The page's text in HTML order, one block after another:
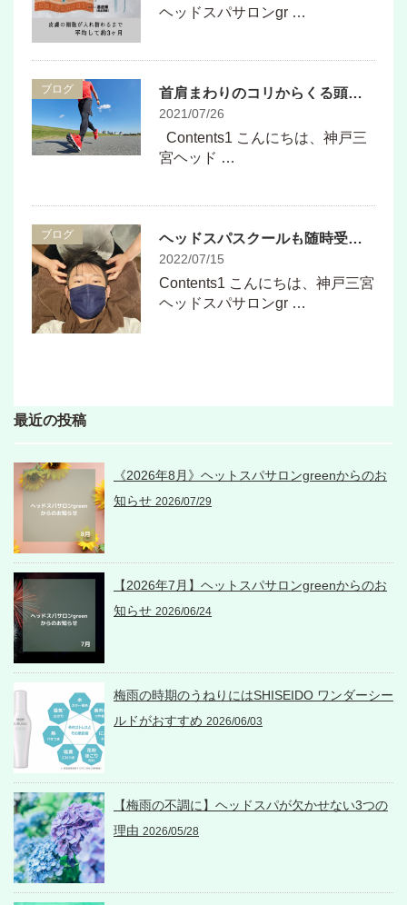
ヘッドスパサロンgr …
ブログ 首肩まわりのコリからくる頭痛の方は腕をしっかりと振って歩きましょう！
2021/07/26
Contents1 こんにちは、神戸三
宮ヘッド …
ブログ ヘッドスパスクールも随時受け付けています
2022/07/15
Contents1 こんにちは、神戸三宮
ヘッドスパサロンgr …
最近の投稿
《2026年8月》ヘットスパサロンgreenからのお
知らせ 2026/07/29
【2026年7月】ヘットスパサロンgreenからのお
知らせ 2026/06/24
梅雨の時期のうねりにはSHISEIDO ワンダーシー
ルドがおすすめ 2026/06/03
【梅雨の不調に】ヘッドスパが欠かせない3つの
理由 2026/05/28